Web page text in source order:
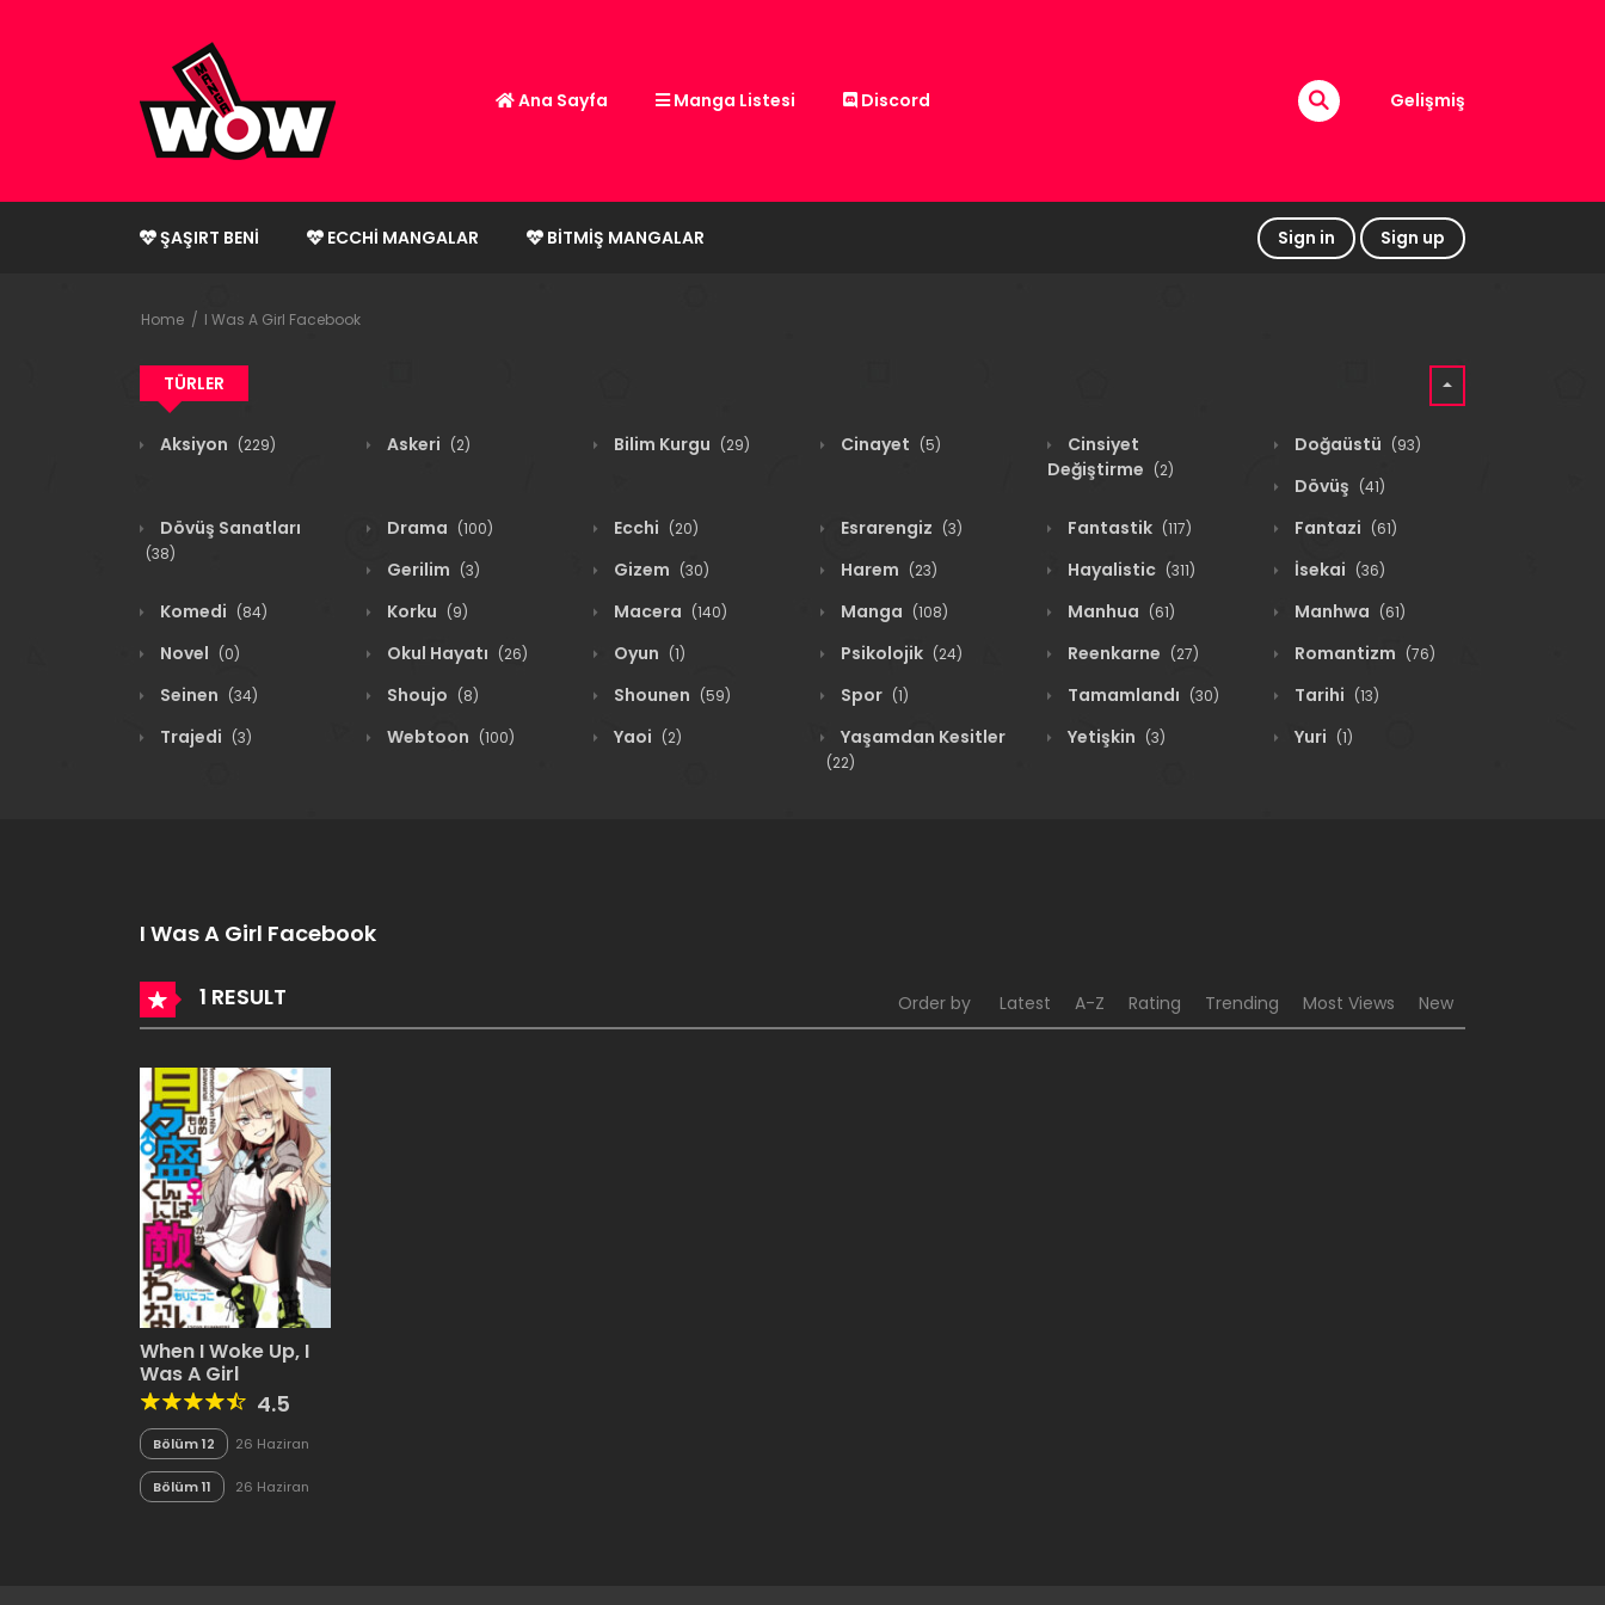
Ana Sayfa Manga Listesi Discord Gelişmiş
ŞAŞIRT BENI ECCHI MANGALAR BITMIŞ MANGALAR Sign in Sign up
Home I Was A Girl Facebook
TÜRLER
Aksiyon (229) Askeri (2) Bilim Kurgu (29) Cinayet (5)
Cinsiyet
Değiştirme (2)
Doğaüstü (93)
Dövüş (41)
Dövüş Sanatları
(38)
Drama (100) Ecchi (20) Esrarengiz (3) Fantastik (117) Fantazi (61)
Gerilim (3) Gizem (30) Harem (23) Hayalistic (311) İsekai (36)
Komedi (84) Korku (9) Macera (140) Manga (108) Manhua (61) Manhwa (61)
Novel (0) Okul Hayatı (26) Oyun (1) Psikolojik (24) Reenkarne (27) Romantizm (76)
Seinen (34) Shoujo (8) Shounen (59) Spor (1) Tamamlandı (30) Tarihi (13)
Trajedi (3) Webtoon (100) Yaoi (2) Yaşamdan Kesitler
(22)
Yetişkin (3) Yuri (1)
I Was A Girl Facebook
1 RESULT Order by Latest A-Z Rating Trending Most Views New
When I Woke Up, I
Was A Girl
4.5
Bölüm 12
26 Haziran
Bölüm 11
26 Haziran